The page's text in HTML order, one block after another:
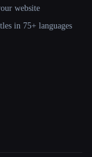
website
in 75+ languages